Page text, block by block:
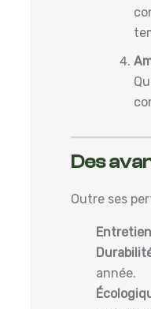
Des
Outre ses
année.